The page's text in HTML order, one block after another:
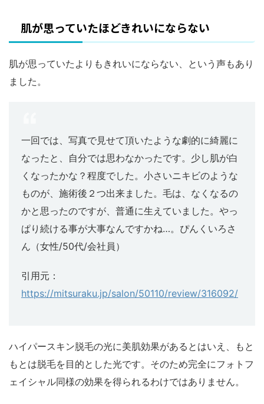
肌が思っていたほどきれいにならない
肌が思っていたよりもきれいにならない、という声もあり
ました。
一回では、写真で見せて頂いたような劇的に綺麗に
なったと、自分では思わなかったです。少し肌が白
くなったかな？程度でした。小さいニキビのような
ものが、施術後２つ出来ました。毛は、なくなるの
かと思ったのですが、普通に生えていました。やっ
ぱり続ける事が大事なんですかね…。ぴんくいろさ
ん（女性/50代/会社員）
引用元：
https://mitsuraku.jp/salon/50110/review/316092/
ハイパースキン脱毛の光に美肌効果があるとはいえ、もと
もとは脱毛を目的とした光です。そのため完全にフォトフ
ェイシャル同様の効果を得られるわけではありません。